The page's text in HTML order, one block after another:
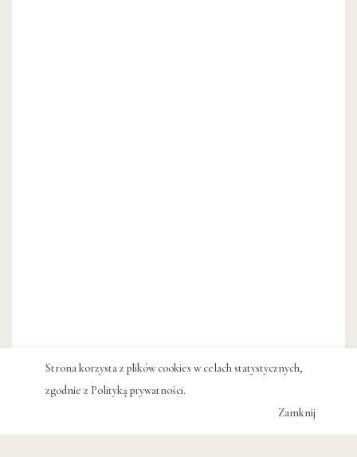
Strona korzysta z plików cookies w celach statystycznych,
zgodnie z Polityką prywatności.
Zamknij